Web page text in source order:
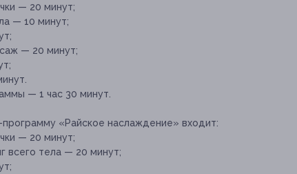
— 20 минут;
— 10 минут;
— 20 минут;
— 1 час 30 минут.
программу «Райское наслаждение» входит:
— 20 минут;
всего тела — 20 минут;